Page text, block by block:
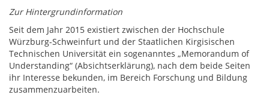
Zur Hintergrundinformation
Seit dem Jahr 2015 existiert zwischen der Hochschule
Würzburg-Schweinfurt und der Staatlichen Kirgisischen
Technischen Universität ein sogenanntes „Memorandum of
Understanding“ (Absichtserklärung), nach dem beide Seiten
ihr Interesse bekunden, im Bereich Forschung und Bildung
zusammenzuarbeiten.